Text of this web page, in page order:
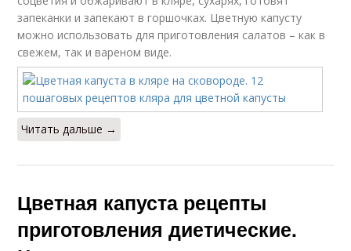
запеканки и запекают в горшочках. Цветную капусту
можно использовать для приготовления салатов – как в
свежем, так и вареном виде.
Читать дальше →
Цветная капуста рецепты
приготовления диетические.